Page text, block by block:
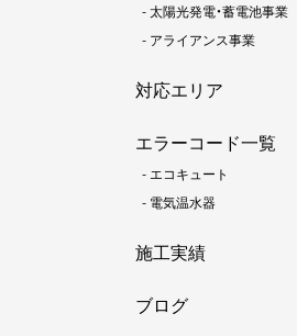
-太陽光発電・蓄電池事業
- アライアンス事業
対応エリア
エラーコード一覧
-エコキュート
- 電気温水器
施工実績
ブログ